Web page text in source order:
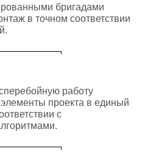
бригадами
в точном соответствии
работу
проекта в единый
с